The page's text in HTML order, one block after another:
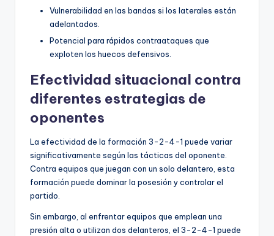
Vulnerabilidad en las bandas si los laterales están
adelantados.
Potencial para rápidos contraataques que
exploten los huecos defensivos.
Efectividad situacional contra
diferentes estrategias de
oponentes
La efectividad de la formación 3-2-4-1 puede variar
significativamente según las tácticas del oponente.
Contra equipos que juegan con un solo delantero, esta
formación puede dominar la posesión y controlar el
partido.
Sin embargo, al enfrentar equipos que emplean una
presión alta o utilizan dos delanteros, el 3-2-4-1 puede